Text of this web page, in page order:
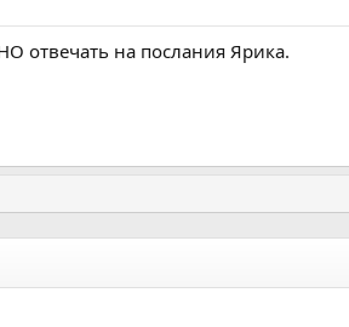
отвечать на послания Ярика.